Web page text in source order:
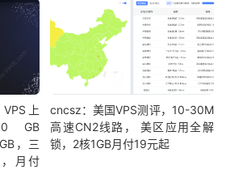
上
GB
，三
月付
cncsz：美国VPS测评，10-30M
高速CN2线路， 美区应用全解
锁，2核1GB月付19元起